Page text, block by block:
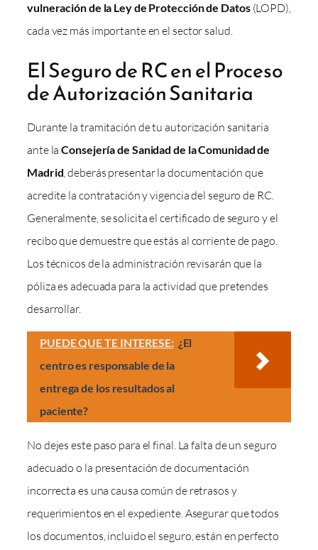
vulneración de la Ley de Protección de Datos(LOPD),
cada vez más importante en el sector salud.
El Seguro de RC en el Proceso
de Autorización Sanitaria
Durante la tramitación de tu autorización sanitaria
ante laConsejería de Sanidad de la Comunidad de
Madrid , deberás presentar la documentación que
acredite la contratación y vigencia del seguro de RC.
Generalmente, se solicita el certificado de seguro y el
recibo que demuestre que estás al corriente de pago.
Los técnicos de la administración revisarán que la
póliza es adecuada para la actividad que pretendes
desarrollar.
PUEDE QUE TE INTERESE: ¿El
centro es responsable de la
entrega de los resultados al
paciente?
No dejes este paso para el final. La falta de un seguro
adecuado o la presentación de documentación
incorrecta es una causa común de retrasos y
requerimientos en el expediente. Asegurar que todos
los documentos, incluido el seguro, están en perfecto